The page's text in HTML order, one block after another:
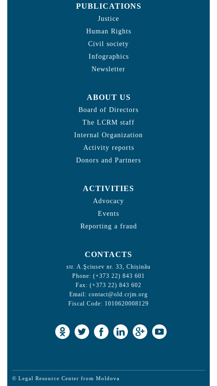
PUBLICATIONS
Justice
Human Rights
Civil society
Infographics
Newsletter
ABOUT US
Board of Directors
The LCRM staff
Internal Organization
Activity reports
Donors and Partners
ACTIVITIES
Advocacy
Events
Reporting a fraud
CONTACTS
str. A.Şciusev nr. 33, Chișinău
Phone: (+373 22) 843 601
Fax: (+373 22) 843 602
Email: contact@old.crjm.org
Fiscal Code: 1010620008129
© Legal Resource Center from Moldova